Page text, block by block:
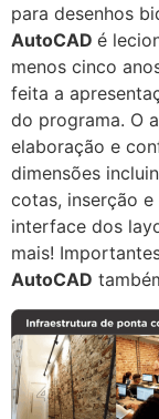
para desenhos
AutoCAD é
menos cinco
feita a
do programa. O
elaboração e
dimensões
cotas, inserção
interface dos
mais!
AutoCAD